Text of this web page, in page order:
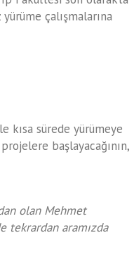
çalışmalarına
kısa sürede yürümeye
başlayacağının,
olan Mehmet
tekrardan aramızda